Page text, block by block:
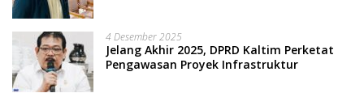
4 Desember 2025
Jelang Akhir 2025, DPRD Kaltim Perketat
Pengawasan Proyek Infrastruktur